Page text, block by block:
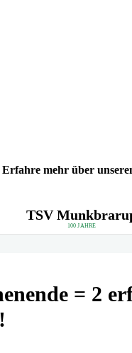
Erfahre mehr über
TSV
100 JAHRE
= 2